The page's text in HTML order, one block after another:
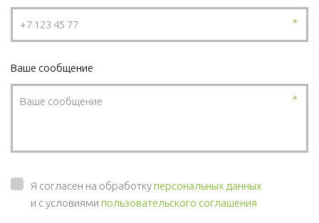
*
Ваше сообщение
*
Я согласен на обработкуперсональных данных
и с условиями пользовательского соглашения